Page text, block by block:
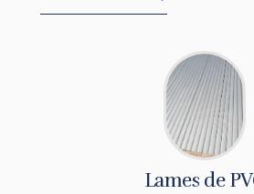
Lames de